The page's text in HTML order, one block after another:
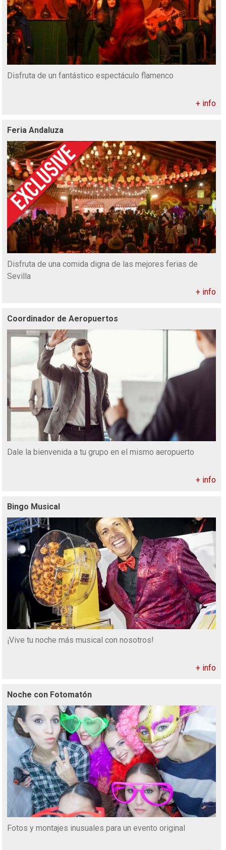
Disfruta de un fantástico espectáculo flamenco
+ info
Feria Andaluza
Disfruta de una comida digna de las mejores ferias de
Sevilla
+ info
Coordinador de Aeropuertos
Dale la bienvenida a tu grupo en el mismo aeropuerto
+ info
Bingo Musical
¡Vive tu noche más musical con nosotros!
+ info
Noche con Fotomatón
Fotos y montajes inusuales para un evento original